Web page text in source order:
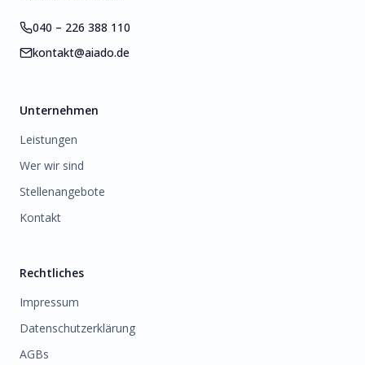
040 – 226 388 110
kontakt@aiado.de
Unternehmen
Leistungen
Wer wir sind
Stellenangebote
Kontakt
Rechtliches
Impressum
Datenschutzerklärung
AGBs